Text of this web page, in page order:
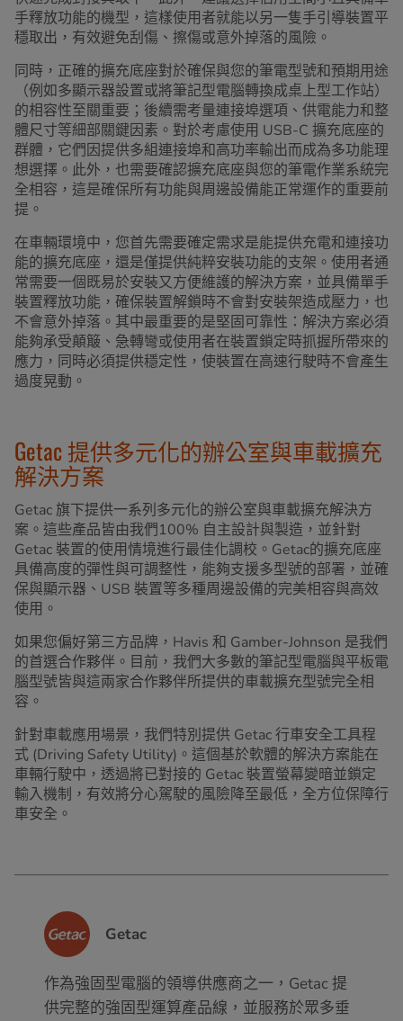
手釋放功能的機型，這樣使用者就能以另一隻手引導裝置平
穩取出，有效避免刮傷、擦傷或意外掉落的風險。
同時，正確的擴充底座對於確保與您的筆電型號和預期用途
（例如多顯示器設置或將筆記型電腦轉換成桌上型工作站）
的相容性至關重要；後續需考量連接埠選項、供電能力和整
體尺寸等細部關鍵因素。對於考慮使用 USB-C 擴充底座的
群體，它們因提供多組連接埠和高功率輸出而成為多功能理
想選擇。此外，也需要確認擴充底座與您的筆電作業系統完
全相容，這是確保所有功能與周邊設備能正常運作的重要前
提。
在車輛環境中，您首先需要確定需求是能提供充電和連接功
能的擴充底座，還是僅提供純粹安裝功能的支架。使用者通
常需要一個既易於安裝又方便維護的解決方案，並具備單手
裝置釋放功能，確保裝置解鎖時不會對安裝架造成壓力，也
不會意外掉落。其中最重要的是堅固可靠性：解決方案必須
能夠承受顛簸、急轉彎或使用者在裝置鎖定時抓握所帶來的
應力，同時必須提供穩定性，使裝置在高速行駛時不會產生
過度晃動。
Getac 提供多元化的辦公室與車載擴充
解決方案
Getac 旗下提供一系列多元化的辦公室與車載擴充解決方
案。這些產品皆由我們100% 自主設計與製造，並針對
Getac 裝置的使用情境進行最佳化調校。Getac的擴充底座
具備高度的彈性與可調整性，能夠支援多型號的部署，並確
保與顯示器、USB 裝置等多種周邊設備的完美相容與高效
使用。
如果您偏好第三方品牌，Havis 和 Gamber-Johnson 是我們
的首選合作夥伴。目前，我們大多數的筆記型電腦與平板電
腦型號皆與這兩家合作夥伴所提供的車載擴充型號完全相
容。
針對車載應用場景，我們特別提供 Getac 行車安全工具程
式 (Driving Safety Utility)。這個基於軟體的解決方案能在
車輛行駛中，透過將已對接的 Getac 裝置螢幕變暗並鎖定
輸入機制，有效將分心駕駛的風險降至最低，全方位保障行
車安全。
Getac
作為強固型電腦的領導供應商之一，Getac 提
供完整的強固型運算產品線，並服務於眾多垂